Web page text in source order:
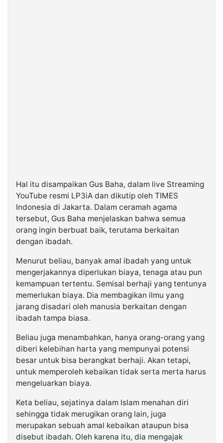
Hal itu disampaikan Gus Baha, dalam live Streaming
YouTube resmi LP3iA dan dikutip oleh TIMES
Indonesia di Jakarta. Dalam ceramah agama
tersebut, Gus Baha menjelaskan bahwa semua
orang ingin berbuat baik, terutama berkaitan
dengan ibadah.
Menurut beliau, banyak amal ibadah yang untuk
mengerjakannya diperlukan biaya, tenaga atau pun
kemampuan tertentu. Semisal berhaji yang tentunya
memerlukan biaya. Dia membagikan ilmu yang
jarang disadari oleh manusia berkaitan dengan
ibadah tampa biasa.
Beliau juga menambahkan, hanya orang-orang yang
diberi kelebihan harta yang mempunyai potensi
besar untuk bisa berangkat berhaji. Akan tetapi,
untuk memperoleh kebaikan tidak serta merta harus
mengeluarkan biaya.
Keta beliau, sejatinya dalam Islam menahan diri
sehingga tidak merugikan orang lain, juga
merupakan sebuah amal kebaikan ataupun bisa
disebut ibadah. Oleh karena itu, dia mengajak